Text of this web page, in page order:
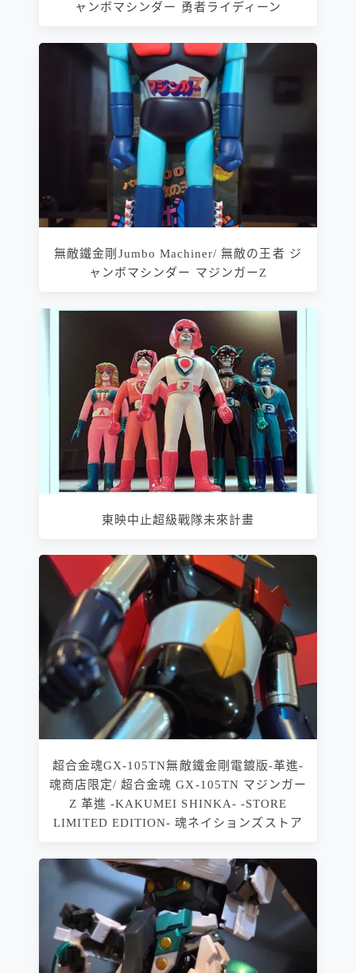
ャンボマシンダー 勇者ライディーン
無敵鐵金剛Jumbo Machiner/ 無敵の王者 ジ
ャンボマシンダー マジンガーZ
東映中止超級戰隊未來計畫
超合金魂GX-105TN無敵鐵金剛電鍍版-革進-
魂商店限定/ 超合金魂 GX-105TN マジンガー
Z 革進 -KAKUMEI SHINKA- -STORE
LIMITED EDITION- 魂ネイションズストア